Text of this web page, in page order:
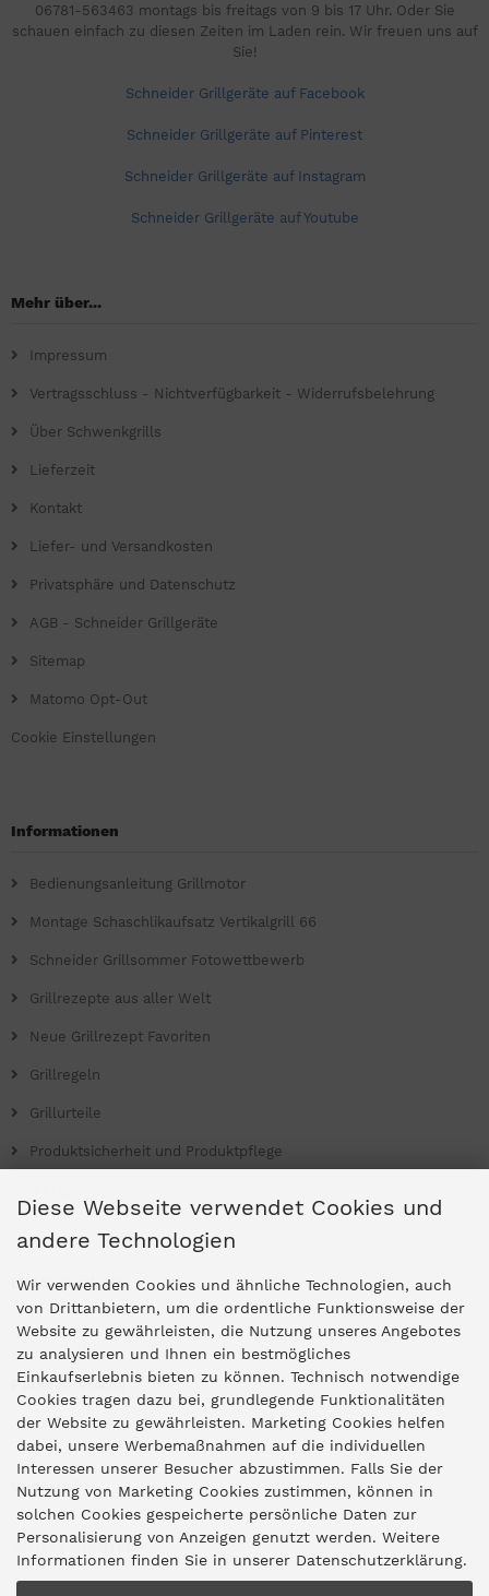
06781-563463 montags bis freitags von 9 bis 17 Uhr. Oder Sie
schauen einfach zu diesen Zeiten im Laden rein. Wir freuen uns auf
Sie!
Schneider Grillgeräte auf Facebook
Schneider Grillgeräte auf Pinterest
Schneider Grillgeräte auf Instagram
Schneider Grillgeräte auf Youtube
Mehr über...
Impressum
Vertragsschluss - Nichtverfügbarkeit - Widerrufsbelehrung
Über Schwenkgrills
Lieferzeit
Kontakt
Liefer- und Versandkosten
Privatsphäre und Datenschutz
AGB - Schneider Grillgeräte
Sitemap
Matomo Opt-Out
Cookie Einstellungen
Informationen
Bedienungsanleitung Grillmotor
Montage Schaschlikaufsatz Vertikalgrill 66
Schneider Grillsommer Fotowettbewerb
Grillrezepte aus aller Welt
Neue Grillrezept Favoriten
Grillregeln
Grillurteile
Produktsicherheit und Produktpflege
Ladengeschäfte
Zentrale Idar-Oberstein
Partner-Stores
"Deko 409" Bernkastel-Kues
Widerruf
Vertrag widerrufen
Diese Webseite verwendet Cookies und
andere Technologien
Wir verwenden Cookies und ähnliche Technologien, auch
von Drittanbietern, um die ordentliche Funktionsweise der
Website zu gewährleisten, die Nutzung unseres Angebotes
zu analysieren und Ihnen ein bestmögliches
Einkaufserlebnis bieten zu können. Technisch notwendige
Cookies tragen dazu bei, grundlegende Funktionalitäten
der Website zu gewährleisten. Marketing Cookies helfen
dabei, unsere Werbemaßnahmen auf die individuellen
Interessen unserer Besucher abzustimmen. Falls Sie der
Nutzung von Marketing Cookies zustimmen, können in
solchen Cookies gespeicherte persönliche Daten zur
Personalisierung von Anzeigen genutzt werden. Weitere
Informationen finden Sie in unserer Datenschutzerklärung.